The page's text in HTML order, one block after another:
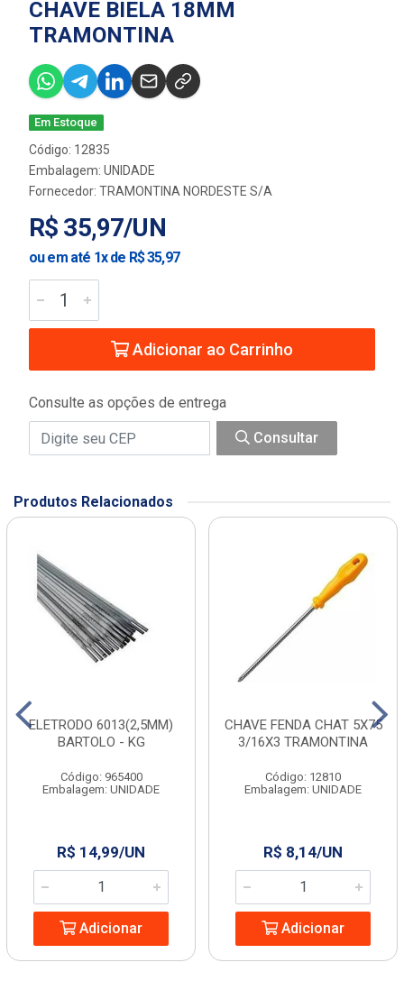
CHAVE BIELA 18MM
TRAMONTINA
Em Estoque
Código: 12835
Embalagem: UNIDADE
Fornecedor: TRAMONTINA NORDESTE S/A
R$ 35,97/UN
ou em até 1x de R$ 35,97
Adicionar ao Carrinho
Consulte as opções de entrega
Consultar
Produtos Relacionados
ELETRODO 6013(2,5MM)
BARTOLO - KG
Código: 965400
Embalagem: UNIDADE
R$ 14,99/UN
Adicionar
CHAVE FENDA CHAT 5X75
3/16X3 TRAMONTINA
Código: 12810
Embalagem: UNIDADE
R$ 8,14/UN
Adicionar